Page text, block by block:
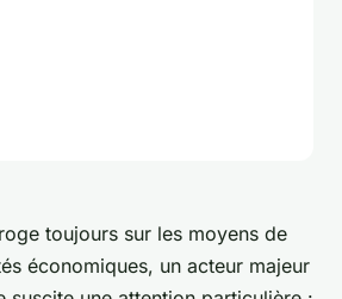
toujours sur les moyens de
économiques, un acteur majeur